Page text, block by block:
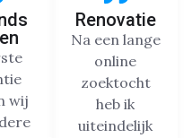
wij
Renovatie
Na een lange
online
zoektocht
heb ik
uiteindelijk